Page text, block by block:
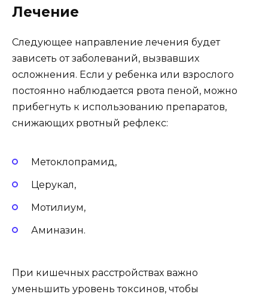
Лечение
Следующее направление лечения будет
зависеть от заболеваний, вызвавших
осложнения. Если у ребенка или взрослого
постоянно наблюдается рвота пеной, можно
прибегнуть к использованию препаратов,
снижающих рвотный рефлекс:
Метоклопрамид,
Церукал,
Мотилиум,
Аминазин.
При кишечных расстройствах важно
уменьшить уровень токсинов, чтобы